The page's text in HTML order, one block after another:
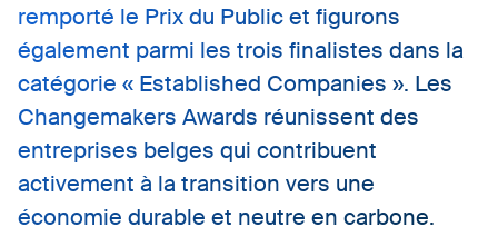
remporté le Prix du Public et figurons
également parmi les trois finalistes dans la
catégorie « Established Companies ». Les
Changemakers Awards réunissent des
entreprises belges qui contribuent
activement à la transition vers une
économie durable et neutre en carbone.